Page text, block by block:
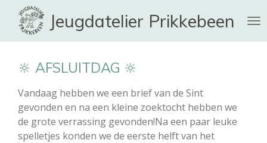
direct
naar
hoofdinhoud
Jeugdatelier Prikkebeen
🔆 AFSLUITDAG 🔆
Vandaag hebben we een brief van de Sint
gevonden en na een kleine zoektocht hebben we
de grote verrassing gevonden!Na een paar leuke
spelletjes konden we de eerste helft van het